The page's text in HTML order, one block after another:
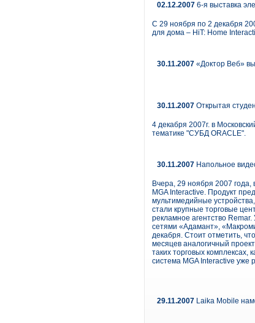
02.12.2007 6-я выставка
С 29 ноября по 2 декабря
для дома – HiT: Home
30.11.2007 «Доктор Веб»
30.11.2007 Открытая
4 декабря 2007г. в
тематике "СУБД ORACLE".
30.11.2007 Напольное
Вчера, 29 ноября 2007 года,
MGA Interactive. Продукт
мультимедийные
стали крупные торговые
рекламное агентство
сетями «Адамант»,
декабря. Стоит отметить,
месяцев аналогичный
таких торговых
система MGA Interactive уже
29.11.2007 Laika Mobile